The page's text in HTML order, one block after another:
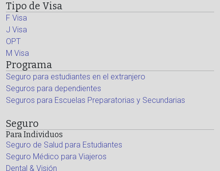
Tipo de Visa
F Visa
J Visa
OPT
M Visa
Programa
Seguro para estudiantes en el extranjero
Seguros para dependientes
Seguros para Escuelas Preparatorias y Secundarias
Seguro
Para Individuos
Seguro de Salud para Estudiantes
Seguro Médico para Viajeros
Dental & Visión